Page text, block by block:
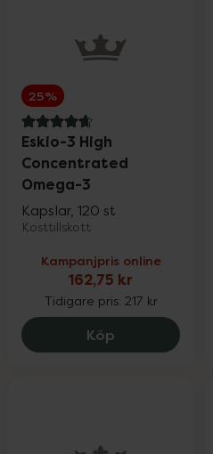
25%
4.8 av 5 i omdöme
Eskio-3 High
Concentrated
Omega-3
Kapslar, 120 st
Kosttillskott
Kampanjpris online
162,75 kr
Tidigare pris: 217 kr
Köp Eskio-3